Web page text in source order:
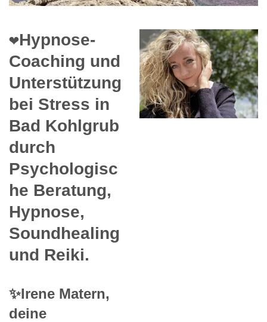
❤️Hypnose-
Coaching und
Unterstützung
bei Stress in
Bad Kohlgrub
durch
Psychologisc
he Beratung,
Hypnose,
Soundhealing
und Reiki.
✨Irene Matern,
deine